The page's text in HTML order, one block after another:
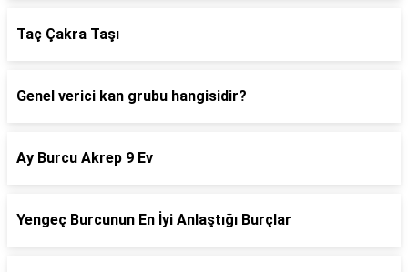
Taç Çakra Taşı
Genel verici kan grubu hangisidir?
Ay Burcu Akrep 9 Ev
Yengeç Burcunun En İyi Anlaştığı Burçlar